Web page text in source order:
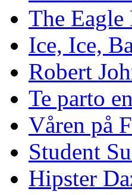
The Eagle
Ice, Ice,
Robert
Te parto
Våren på
Student
Hipster